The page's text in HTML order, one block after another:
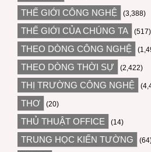
THẾ GIỚI CÔNG NGHỆ (3,388)
THẾ GIỚI CỦA CHÚNG TA (517)
THEO DÒNG CÔNG NGHỆ
THEO DÒNG THỜI SỰ (2,422)
THỊ TRƯỜNG CÔNG NGHỆ
THƠ (20)
THỦ THUẬT OFFICE (14)
TRUNG HỌC KIẾN TƯỜNG